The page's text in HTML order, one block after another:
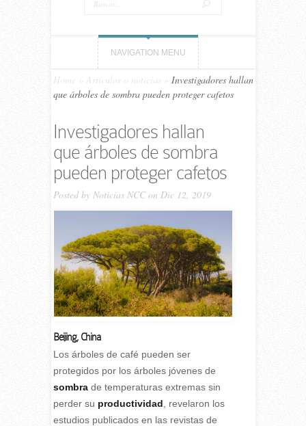
NAVIGATION MENU
Home Artículos o noticias
Investigadores hallan
que árboles de sombra pueden proteger cafetos
Investigadores hallan
que árboles de sombra
pueden proteger cafetos
Posted by Noticias NCCon Dic 12, 2019
Beijing, China
L os árboles de café pueden ser
protegidos por los árboles jóvenes de
sombrade temperaturas extremas sin
perder su productividad , revelaron los
estudios publicados en las revistas de